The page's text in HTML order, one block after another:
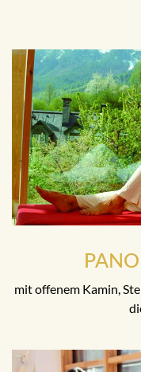
mit offenem Kamin,